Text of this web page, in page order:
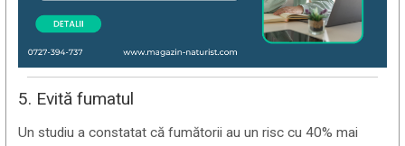
5. Evită fumatul
Un studiu a constatat că fumătorii au un risc cu 40% mai